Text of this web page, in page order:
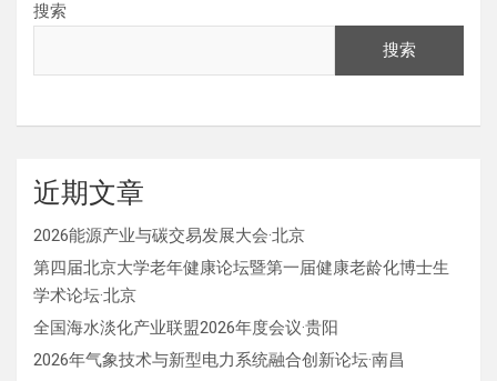
搜索
搜索
近期文章
2026能源产业与碳交易发展大会·北京
第四届北京大学老年健康论坛暨第一届健康老龄化博士生
学术论坛·北京
全国海水淡化产业联盟2026年度会议·贵阳
2026年气象技术与新型电力系统融合创新论坛·南昌